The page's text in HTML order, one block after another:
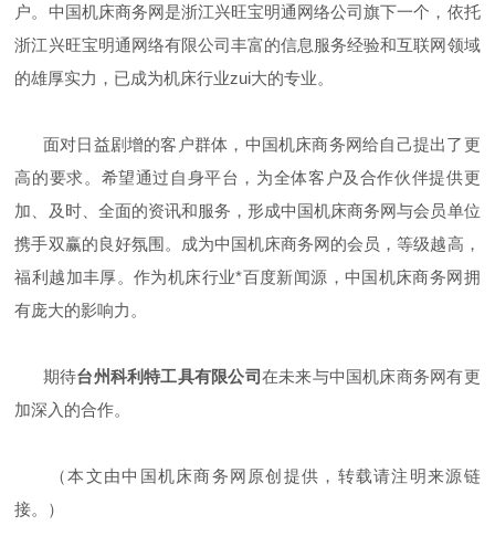
户。中国机床商务网是浙江兴旺宝明通网络公司旗下一个，依托
浙江兴旺宝明通网络有限公司丰富的信息服务经验和互联网领域
的雄厚实力，已成为机床行业zui大的专业。
面对日益剧增的客户群体，中国机床商务网给自己提出了更
高的要求。希望通过自身平台，为全体客户及合作伙伴提供更
加、及时、全面的资讯和服务，形成中国机床商务网与会员单位
携手双赢的良好氛围。成为中国机床商务网的会员，等级越高，
福利越加丰厚。作为机床行业*百度新闻源，中国机床商务网拥
有庞大的影响力。
期待台州科利特工具有限公司在未来与中国机床商务网有更
加深入的合作。
（本文由中国机床商务网原创提供，转载请注明来源链
接。）